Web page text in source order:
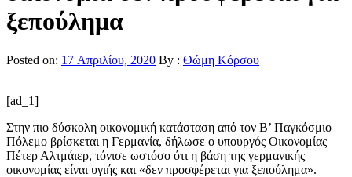
ξεπούλημα
Posted on: 17 Απριλίου, 2020 By : Θώμη Κόρσου
[ad_1]
Στην πιο δύσκολη οικονομική κατάσταση από τον Β’ Παγκόσμιο
Πόλεμο βρίσκεται η Γερμανία, δήλωσε ο υπουργός Οικονομίας
Πέτερ Αλτμάιερ, τόνισε ωστόσο ότι η βάση της γερμανικής
οικονομίας είναι υγιής και «δεν προσφέρεται για ξεπούλημα».